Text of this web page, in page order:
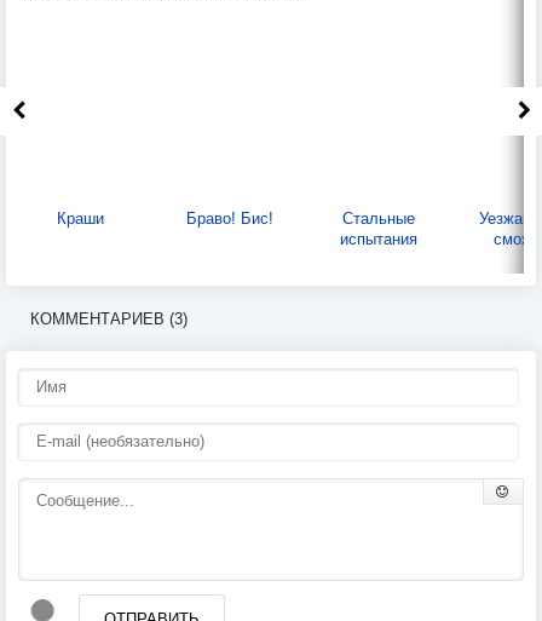
Краши Браво! Бис!
Стальные
испытания
Уезжай,
КОММЕНТАРИЕВ (3)